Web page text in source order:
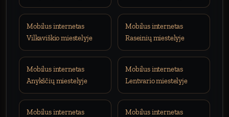
Mobilus internetas
Vilkaviškio miestelyje
Mobilus internetas
Raseinių miestelyje
Mobilus internetas
Anykščių miestelyje
Mobilus internetas
Lentvario miestelyje
Mobilus internetas
Mobilus internetas